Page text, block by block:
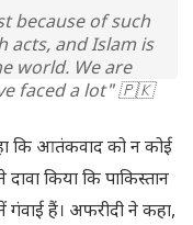
because of such
acts, and Islam is
world. We are
faced a lot" 🇵🇰
30, 2025
कि आतंकवाद को न कोई
किया कि पाकिस्तान
हैं। अफरीदी ने कहा,